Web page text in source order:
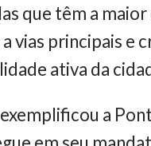
que têm a
vias principais e
ativa da
a